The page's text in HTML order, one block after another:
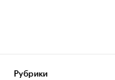
Рубрики